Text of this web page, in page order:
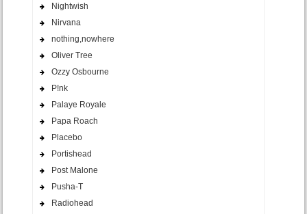
Nightwish
Nirvana
nothing,nowhere
Oliver Tree
Ozzy Osbourne
P!nk
Palaye Royale
Papa Roach
Placebo
Portishead
Post Malone
Pusha-T
Radiohead